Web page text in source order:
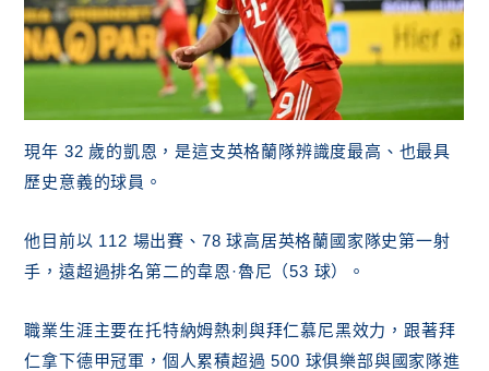
現年 32 歲的凱恩，是這支英格蘭隊辨識度最高、也最具
歷史意義的球員。
他目前以 112 場出賽、78 球高居英格蘭國家隊史第一射
手，遠超過排名第二的韋恩·魯尼（53 球）。
職業生涯主要在托特納姆熱刺與拜仁慕尼黑效力，跟著拜
仁拿下德甲冠軍，個人累積超過 500 球俱樂部與國家隊進